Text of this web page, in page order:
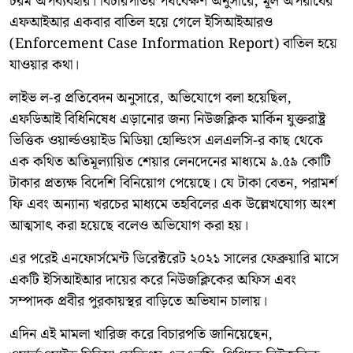
এফআইআর একবার বাতিল হয়ে গেলে ইসিআইআরও
(Enforcement Case Information Report) বাতিল হয়ে
যাওয়ার কথা।
লাইভ ল-র প্রতিবেদন অনুসারে, অভিযোগে বলা হয়েছিল,
এফডিআই বিধিনিষেধ এড়ানোর জন্য নিউজক্লিক মার্কিন যুক্তরাষ্ট্র
ভিত্তিক ওয়ার্ল্ডওয়াইড মিডিয়া হোল্ডিংস এলএলসি-র কাছ থেকে
এক কথিত অতিমূল্যায়িত শেয়ার লেনদেনের মাধ্যমে ৯.৫৯ কোটি
টাকার প্রত্যক্ষ বিদেশি বিনিয়োগ পেয়েছে। যে টাকা বেতন, পরামর্শ
ফি এবং অন্যান্য খরচের মাধ্যমে তহবিলের এক উল্লেখযোগ্য অংশ
আত্মসাৎ করা হয়েছে বলেও অভিযোগ করা হয়।
এর পরেই এনফোর্সমেন্ট ডিরেক্টরেট ২০২১ সালের ফেব্রুয়ারি মাসে
একটি ইসিআইআর দায়ের করে নিউজক্লিকের অফিস এবং
সম্পাদক প্রবীর পুরকায়স্থর বাড়িতে অভিযান চালায়।
এদিন এই মামলা খারিজ করে বিচারপতি জানিয়েছেন,